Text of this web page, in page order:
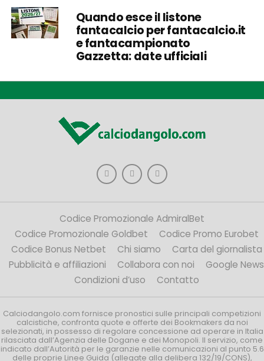
Quando esce il listone
fantacalcio per fantacalcio.it
e fantacampionato
Gazzetta: date ufficiali
Codice Promozionale AdmiralBet
Codice Promozionale Goldbet
Codice Promo Eurobet
Codice Bonus Netbet
Chi siamo
Carta del giornalista
Pubblicità e affiliazioni
Collabora con noi
Google News
Condizioni d’uso
Contatto
Calciodangolo.com fornisce pronostici sulle principali competizioni
calcistiche, confronta quote e offerte dei Bookmakers da noi
selezionati, in possesso di regolare concessione ad operare in Italia
rilasciata dall’Agenzia delle Dogane e dei Monopoli. Il servizio, come
indicato dall’Autorità per le garanzie nelle comunicazioni al punto 5.6
delle proprie Linee Guida (allegate alla delibera 132/19/CONS),